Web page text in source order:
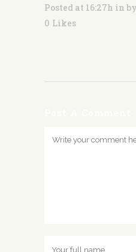
Posted at 16:27h in by
0 Likes